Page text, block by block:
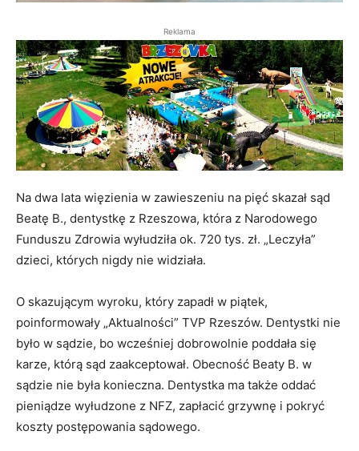
Reklama
Na dwa lata więzienia w zawieszeniu na pięć skazał sąd
Beatę B., dentystkę z Rzeszowa, która z Narodowego
Funduszu Zdrowia wyłudziła ok. 720 tys. zł. „Leczyła”
dzieci, których nigdy nie widziała.
O skazującym wyroku, który zapadł w piątek,
poinformowały „Aktualności” TVP Rzeszów. Dentystki nie
było w sądzie, bo wcześniej dobrowolnie poddała się
karze, którą sąd zaakceptował. Obecność Beaty B. w
sądzie nie była konieczna. Dentystka ma także oddać
pieniądze wyłudzone z NFZ, zapłacić grzywnę i pokryć
koszty postępowania sądowego.